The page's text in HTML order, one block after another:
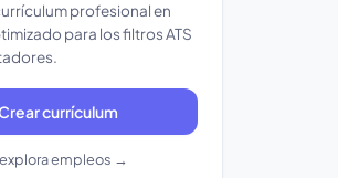
profesional en
para los filtros ATS
currículum
empleos →